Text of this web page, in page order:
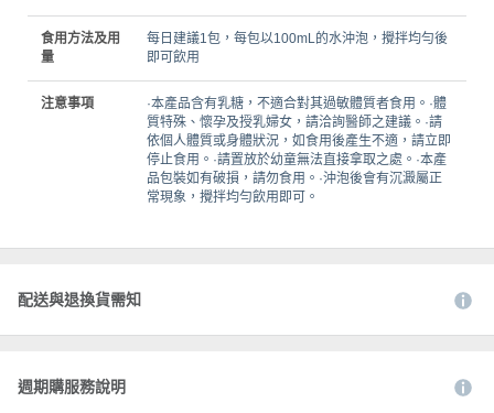
食用方法及用
量
每日建議1包，每包以100mL的水沖泡，攪拌均勻後
即可飲用
注意事項
·本產品含有乳糖，不適合對其過敏體質者食用。·體
質特殊、懷孕及授乳婦女，請洽詢醫師之建議。·請
依個人體質或身體狀況，如食用後產生不適，請立即
停止食用。·請置放於幼童無法直接拿取之處。·本產
品包裝如有破損，請勿食用。·沖泡後會有沉澱屬正
常現象，攪拌均勻飲用即可。
配送與退換貨需知
週期購服務說明